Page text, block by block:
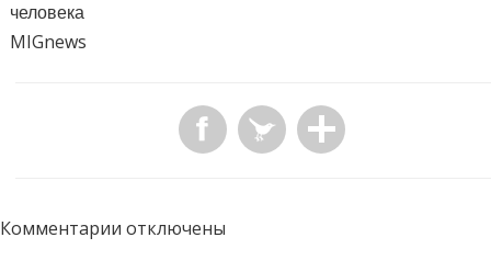
человека
MIGnews
Комментарии отключены